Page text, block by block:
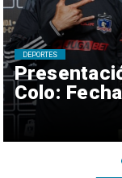
Colo:
DEPORTES